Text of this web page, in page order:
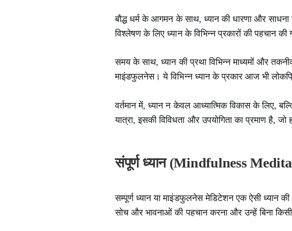
बौद्ध धर्म के आगमन के साथ, ध्यान की धारणा और
विश्लेषण के लिए ध्यान के विभिन्न प्रकारों की पहचान की
समय के साथ, ध्यान की प्रथा विभिन्न माध्यमों और
माइंडफुलनेस। ये विभिन्न ध्यान के प्रकार आज भी
वर्तमान में, ध्यान न केवल आध्यात्मिक विकास के लिए,
यात्रा, इसकी विविधता और उपयोगिता का प्रमाण है,
संपूर्ण ध्यान (Mindfulness
सम्पूर्ण ध्यान या माइंडफुलनेस मेडिटेशन एक ऐसी ध्यान
सोच और भावनाओं की पहचान करना और उन्हें बिना